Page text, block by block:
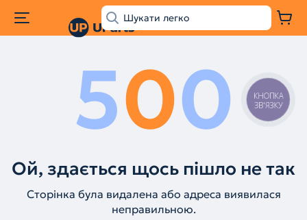
500
Ой, здається щось пішло не так
Сторінка була видалена або адреса виявилася
неправильною.
КНОПКА
ЗВ'ЯЗКУ